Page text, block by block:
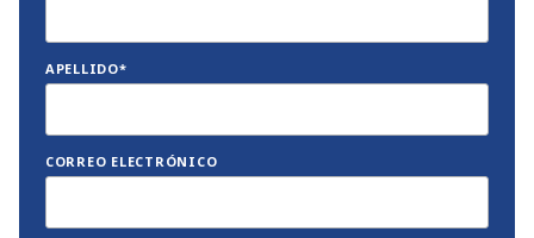
APELLIDO*
CORREO ELECTRÓNICO